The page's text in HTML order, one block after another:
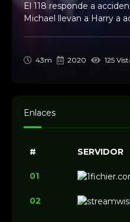
El 118 responde a
Michael llevan a Harry a
43m 2020 125
Enlaces
# SERVIDOR
01
02